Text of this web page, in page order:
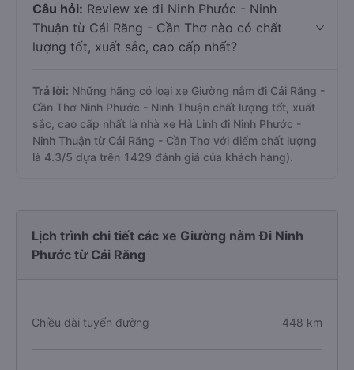
Câu hỏi: Review xe đi Ninh Phước - Ninh
Thuận từ Cái Răng - Cần Thơ nào có chất
lượng tốt, xuất sắc, cao cấp nhất?
Trả lời: Những hãng có loại xe Giường nằm đi Cái Răng -
Cần Thơ Ninh Phước - Ninh Thuận chất lượng tốt, xuất
sắc, cao cấp nhất là nhà xe Hà Linh đi Ninh Phước -
Ninh Thuận từ Cái Răng - Cần Thơ với điểm chất lượng
là 4.3/5 dựa trên 1429 đánh giá của khách hàng).
Lịch trình chi tiết các xe Giường nằm Đi Ninh
Phước từ Cái Răng
Chiều dài tuyến đường 448 km